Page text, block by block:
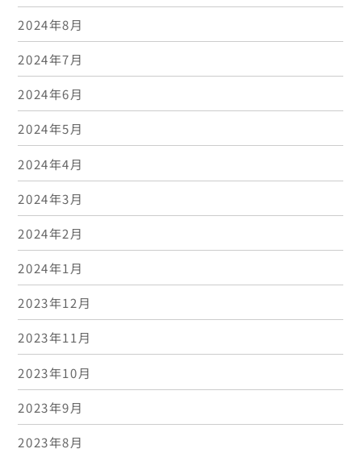
2024年8月
2024年7月
2024年6月
2024年5月
2024年4月
2024年3月
2024年2月
2024年1月
2023年12月
2023年11月
2023年10月
2023年9月
2023年8月